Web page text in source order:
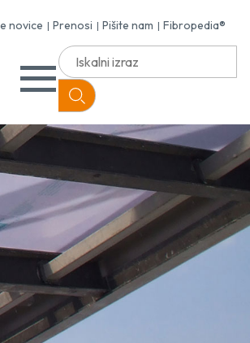
novice Prenosi Pišite nam Fibropedia®